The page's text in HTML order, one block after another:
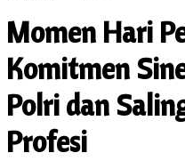
Momen Hari
Komitmen
Polri dan
Profesi